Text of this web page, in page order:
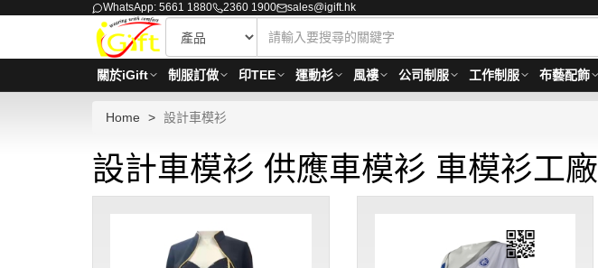
WhatsApp: 5661 1880 2360 1900 sales@igift.hk
關於iGift 制服訂做 印TEE 運動衫 風褸 公司制服 工作制服 布藝配飾
Home 設計車模衫
設計車模衫 供應車模衫 車模衫工廠